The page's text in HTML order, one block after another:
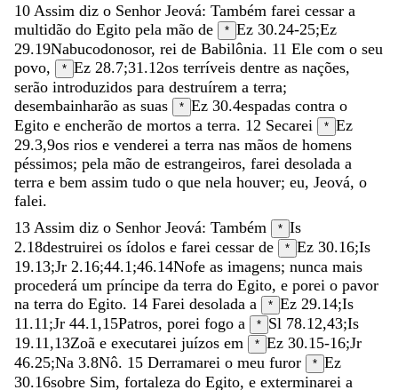
10 Assim diz o Senhor Jeová: Também farei cessar a
multidão do Egito pela mão de * Ez 30.24-25;Ez
29.19Nabucodonosor, rei de Babilônia. 11 Ele com o seu
povo, * Ez 28.7;31.12os terríveis dentre as nações,
serão introduzidos para destruírem a terra;
desembainharão as suas * Ez 30.4espadas contra o
Egito e encherão de mortos a terra. 12 Secarei * Ez
29.3,9os rios e venderei a terra nas mãos de homens
péssimos; pela mão de estrangeiros, farei desolada a
terra e bem assim tudo o que nela houver; eu, Jeová, o
falei.
13 Assim diz o Senhor Jeová: Também * Is
2.18destruirei os ídolos e farei cessar de * Ez 30.16;Is
19.13;Jr 2.16;44.1 ;46.14Nofe as imagens; nunca mais
procederá um príncipe da terra do Egito, e porei o pavor
na terra do Egito. 14 Farei desolada a * Ez 29.14;Is
11.11 ;Jr 44.1 ,15Patros, porei fogo a * Sl 78.12,43;Is
19.11 ,13Zoã e executarei juízos em * Ez 30.15-16;Jr
46.25;Na 3.8Nô. 15 Derramarei o meu furor * Ez
30.16sobre Sim, fortaleza do Egito, e exterminarei a